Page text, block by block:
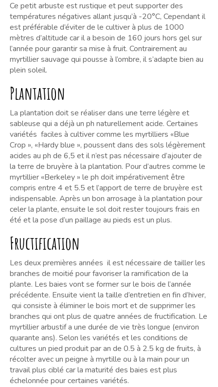
Ce petit arbuste est rustique et peut supporter des
températures négatives allant jusqu’à -20°C, Cependant il
est préférable d’éviter de le cultiver à plus de 1000
mètres d’altitude car il a besoin de 160 jours hors gel sur
l’année pour garantir sa mise à fruit. Contrairement au
myrtillier sauvage qui pousse à l’ombre, il s’adapte bien au
plein soleil.
Plantation
La plantation doit se réaliser dans une terre légère et
sableuse qui a déjà un ph naturellement acide. Certaines
variétés faciles à cultiver comme les myrtilliers «Blue
Crop », «Hardy blue », poussent dans des sols légèrement
acides au ph de 6,5 et il n’est pas nécessaire d’ajouter de
la terre de bruyère à la plantation. Pour d’autres comme le
myrtillier «Berkeley » le ph doit impérativement être
compris entre 4 et 5.5 et l’apport de terre de bruyère est
indispensable. Après un bon arrosage à la plantation pour
celer la plante, ensuite le sol doit rester toujours frais en
été et la pose d’un paillage au pieds est un plus.
Fructification
Les deux premières années il est nécessaire de tailler les
branches de moitié pour favoriser la ramification de la
plante. Les baies vont se former sur le bois de l’année
précédente. Ensuite vient la taille d’entretien en fin d’hiver,
qui consiste à éliminer le bois mort et de supprimer les
branches qui ont plus de quatre années de fructification. Le
myrtillier arbustif a une durée de vie très longue (environ
quarante ans). Selon les variétés et les conditions de
cultures un pied produit par an de 0.5 à 2.5 kg de fruits, à
récolter avec un peigne à myrtille ou à la main pour un
travail plus ciblé car la maturité des baies est plus
échelonnée pour certaines variétés.